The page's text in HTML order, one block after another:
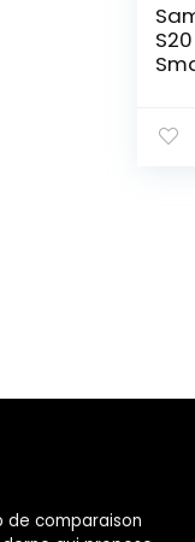
de comparaison